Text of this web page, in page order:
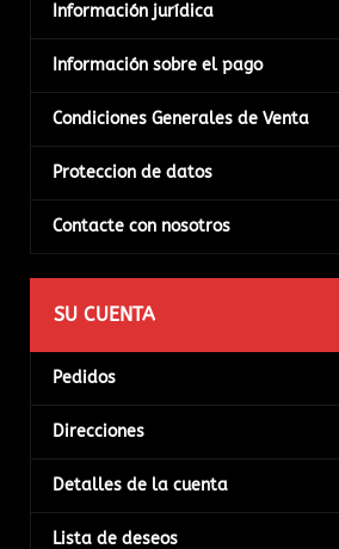
Información jurídica
Información sobre el pago
Condiciones Generales de Venta
Proteccion de datos
Contacte con nosotros
SU CUENTA
Pedidos
Direcciones
Detalles de la cuenta
Lista de deseos